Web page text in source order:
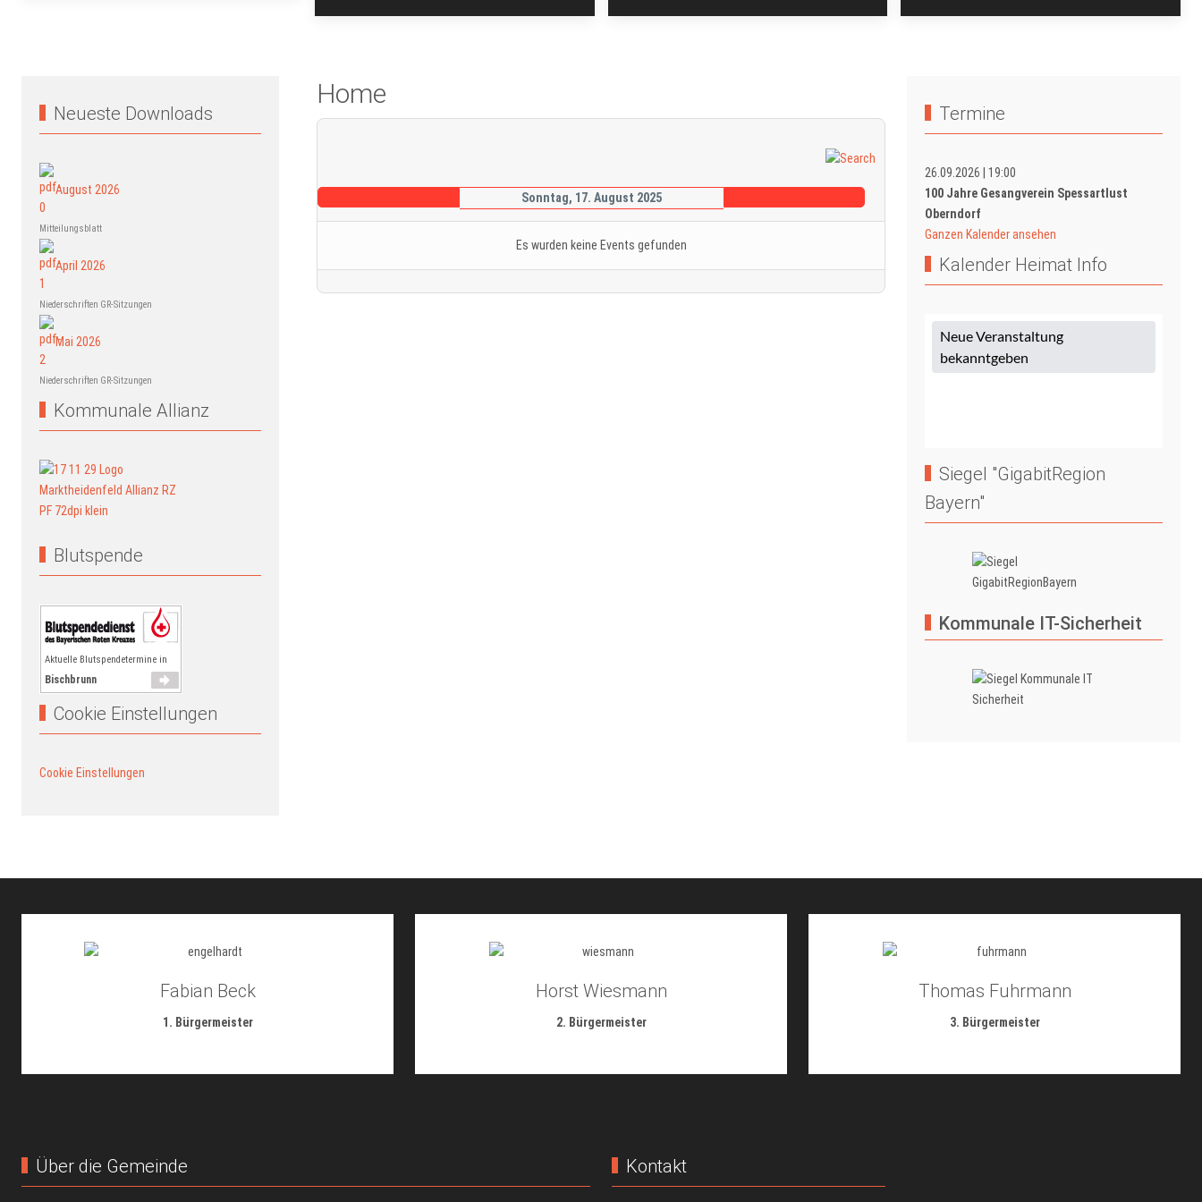
Neueste Downloads
August 2026
Mitteilungsblatt
April 2026
Niederschriften GR-Sitzungen
Mai 2026
Niederschriften GR-Sitzungen
Kommunale Allianz
Blutspende
Aktuelle Blutspendetermine in
Bischbrunn
Cookie Einstellungen
Cookie Einstellungen
Home
Sonntag, 17. August 2025
Es wurden keine Events gefunden
Termine
26.09.2026
19:00
100 Jahre Gesangverein Spessartlust
Oberndorf
Ganzen Kalender ansehen
Kalender Heimat Info
Siegel "GigabitRegion
Bayern"
Kommunale IT-Sicherheit
Fabian Beck
1. Bürgermeister
Horst Wiesmann
2. Bürgermeister
Thomas Fuhrmann
3. Bürgermeister
Über die Gemeinde Kontakt